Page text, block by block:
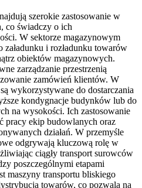
szerokie zastosowanie w
co świadczy o ich
W sektorze magazynowym
i rozładunku towarów
obiektów magazynowych.
zarządzanie przestrzenią
zamówień klientów. W
wykorzystywane do dostarczania
kondygnacje budynków lub do
na wysokości. Ich zastosowanie
pracy ekip budowlanych oraz
działań. W przemyśle
odgrywają kluczową rolę w
ciągły transport surowców
poszczególnymi etapami
maszyny transportu bliskiego
towarów, co pozwala na